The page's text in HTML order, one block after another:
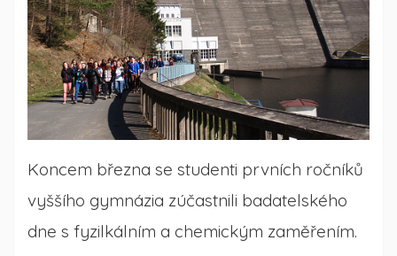
Koncem března se studenti prvních ročníků
vyššího gymnázia zúčastnili badatelského
dne s fyzilkálním a chemickým zaměřením.